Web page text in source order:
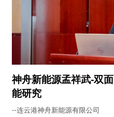
神舟新能源孟祥武-双
能研究
--连云港神舟新能源有限公司